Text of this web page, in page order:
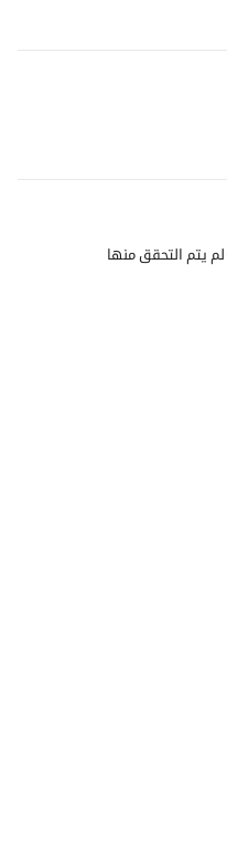
لم يتم التحقق منها